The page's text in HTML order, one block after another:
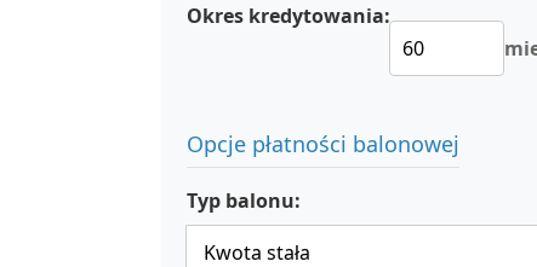
Okres kredytowania:
Opcje płatności balonowej
Typ balonu: